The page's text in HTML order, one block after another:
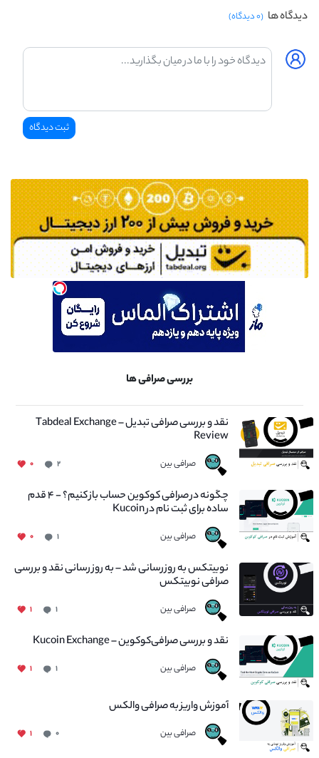
دیدگاه ها (۰ دیدگاه)
بررسی صرافی ها
نقد و بررسی صرافی تبدیل – Tabdeal Exchange
Review
صرافی بین ۲ ۰
چگونه در صرافی کوکوین حساب باز کنیم؟ - ۴ قدم
ساده برای ثبت نام در Kucoin
صرافی بین ۱ ۰
نوبیتکس به روزرسانی شد – به روز رسانی نقد و بررسی
صرافی نوبیتکس
صرافی بین ۱ ۱
نقد و بررسی صرافی‌کوکوین – Kucoin Exchange
صرافی بین ۱ ۱
آموزش واریز به صرافی والکس
صرافی بین ۰ ۱